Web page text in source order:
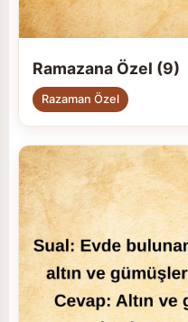
Ramazana Özel (9)
Razaman Özel